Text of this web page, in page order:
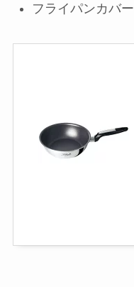
フライパンカバー